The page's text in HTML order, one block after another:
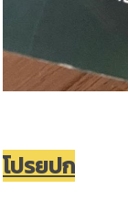
โปรยปก